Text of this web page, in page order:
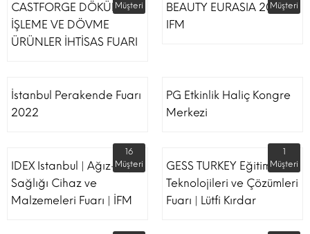
CASTFORGE DÖKÜM,
İŞLEME VE DÖVME
ÜRÜNLER İHTİSAS FUARI
Müşteri
BEAUTY EURASIA 2022
IFM
Müşteri
İstanbul Perakende Fuarı
2022
PG Etkinlik Haliç Kongre
Merkezi
IDEX Istanbul | Ağız-Diş
Sağlığı Cihaz ve
Malzemeleri Fuarı | İFM
16
Müşteri
GESS TURKEY Eğitim
Teknolojileri ve Çözümleri
Fuarı | Lütfi Kırdar
1
Müşteri